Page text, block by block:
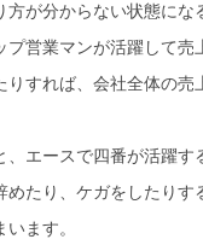
方が分からない状態にな
プ営業マンが活躍して売
りすれば、会社全体の売
、エースで四番が活躍す
めたり、ケガをしたりす
ます。